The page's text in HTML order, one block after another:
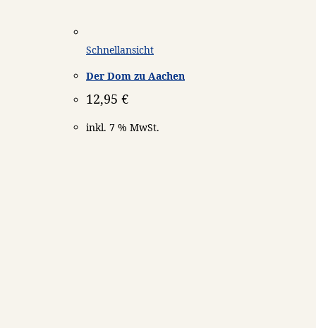
Schnellansicht
Der Dom zu Aachen
12,95 €
inkl. 7 % MwSt.